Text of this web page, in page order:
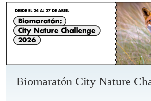
Biomaratón City Nature